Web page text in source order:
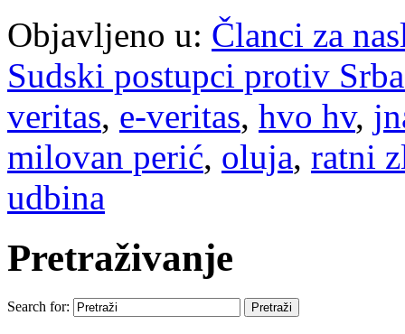
Objavljeno u: Članci za
Sudski postupci protiv
veritas, e-veritas, hvo hv,
milovan perić, oluja, ratni
udbina
Pretraživanje
Search for: